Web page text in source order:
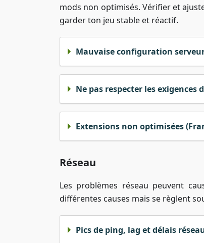
mods non optimisés. Vérifier et
garder ton jeu stable et réactif.
Mauvaise configuration
Ne pas respecter les exigences
Extensions non optimisées
Réseau
Les problèmes réseau peuvent
différentes causes mais se règlent
Pics de ping, lag et délais